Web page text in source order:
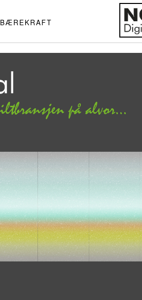
BÆREKRAFT